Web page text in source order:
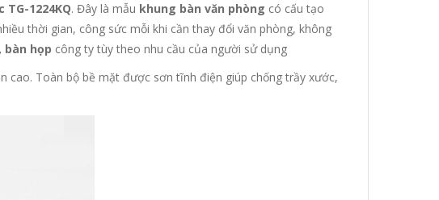
1224KQ. Đây là mẫu khung bàn văn phòng có cấu tạo
thời gian, công sức mỗi khi cần thay đổi văn phòng, không
bàn họp công ty tùy theo nhu cầu của người sử dụng
Toàn bộ bề mặt được sơn tĩnh điện giúp chống trầy xước,